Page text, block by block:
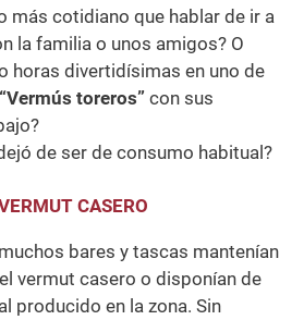
más cotidiano que hablar de ir a
la familia o unos amigos? O
horas divertidísimas en uno de
“Vermús toreros” con sus
de ser de consumo habitual?
CASERO
bares y tascas mantenían
vermut casero o disponían de
producido en la zona. Sin